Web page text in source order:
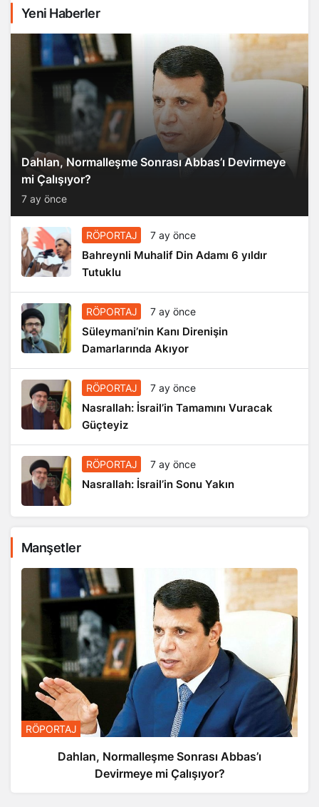
Yeni Haberler
Dahlan, Normalleşme Sonrası Abbas’ı Devirmeye
mi Çalışıyor?
7 ay önce
RÖPORTAJ 7 ay önce
Bahreynli Muhalif Din Adamı 6 yıldır
Tutuklu
RÖPORTAJ 7 ay önce
Süleymani’nin Kanı Direnişin
Damarlarında Akıyor
RÖPORTAJ 7 ay önce
Nasrallah: İsrail’in Tamamını Vuracak
Güçteyiz
RÖPORTAJ 7 ay önce
Nasrallah: İsrail’in Sonu Yakın
Manşetler
RÖPORTAJ
Dahlan, Normalleşme Sonrası Abbas’ı
Devirmeye mi Çalışıyor?